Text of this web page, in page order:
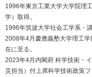
1996年東京工業大学大学院理
学）取得。
1996年筑波大学社会工学系・
2008年4月慶應義塾大学理工
在に至る。
2023年4月内閣府 科学技術・
災担当）付上席科学技術政策フ